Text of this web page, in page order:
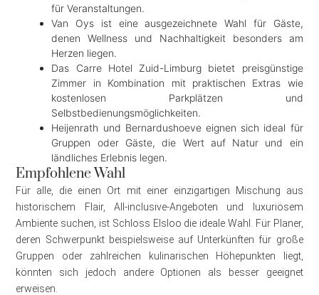
für Veranstaltungen.
Van Oys ist eine ausgezeichnete Wahl für Gäste,
denen Wellness und Nachhaltigkeit besonders am
Herzen liegen.
Das Carre Hotel Zuid-Limburg bietet preisgünstige
Zimmer in Kombination mit praktischen Extras wie
kostenlosen Parkplätzen und
Selbstbedienungsmöglichkeiten.
Heijenrath und Bernardushoeve eignen sich ideal für
Gruppen oder Gäste, die Wert auf Natur und ein
ländliches Erlebnis legen.
Empfohlene Wahl
Für alle, die einen Ort mit einer einzigartigen Mischung aus
historischem Flair, All-inclusive-Angeboten und luxuriösem
Ambiente suchen, ist Schloss Elsloo die ideale Wahl. Für Planer,
deren Schwerpunkt beispielsweise auf Unterkünften für große
Gruppen oder zahlreichen kulinarischen Höhepunkten liegt,
könnten sich jedoch andere Optionen als besser geeignet
erweisen.